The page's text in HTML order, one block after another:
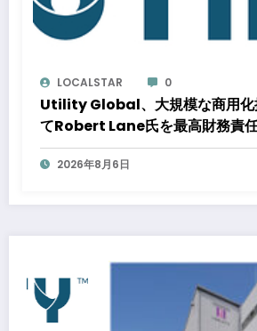
LOCALSTAR 0
Utility Global、大規模な商用化
てRobert Lane氏を最高財務責
2026年8月6日